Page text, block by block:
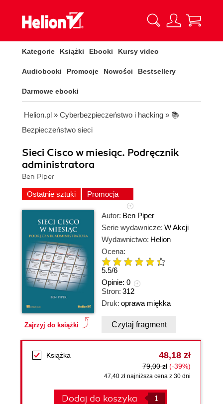
Kategorie Książki Ebooki Kursy video
Audiobooki Promocje Nowości Bestsellery
Darmowe ebooki
Helion.pl » Cyberbezpieczeństwo i hacking » 📚
Bezpieczeństwo sieci
Sieci Cisco w miesiąc. Podręcznik
administratora
Ben Piper
Ostatnie sztuki Promocja
Zajrzyj do książki
Autor: Ben Piper
Serie wydawnicze: W Akcji
Wydawnictwo: Helion
Ocena:
5.5/6
Opinie: 0
Stron: 312
Druk: oprawa miękka
Czytaj fragment
Książka 48,18 zł
79,00 zł (-39%)
47,40 zł najniższa cena z 30 dni
Dodaj do koszyka